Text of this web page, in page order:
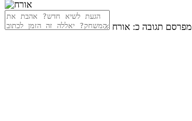
מפרסם תגובה כ: אורח